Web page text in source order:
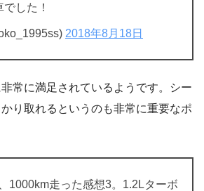
した！
2018年8月18日
常に満足されているようです。シー
り取れるというのも非常に重要なポ
1000km走った感想3。1.2Lターボ